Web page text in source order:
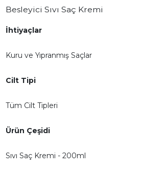
Besleyici Sıvı Saç Kremi
İhtiyaçlar
Kuru ve Yıpranmış Saçlar
Cilt Tipi
Tüm Cilt Tipleri
Ürün Çeşidi
Sıvı Saç Kremi - 200ml